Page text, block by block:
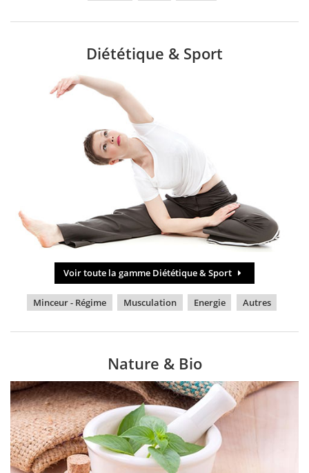
Diététique & Sport
Voir toute la gamme Diététique & Sport
Minceur - Régime Musculation Energie Autres
Nature & Bio